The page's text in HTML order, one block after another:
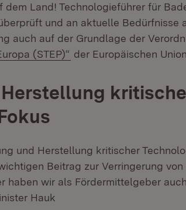
dem Land! Technologieführer für
und an aktuelle Bedürfnisse
auch auf der Grundlage der
(STEP)“ (Öffnet in neuem
der Europäischen
und Herstellung kritischer
Beitrag zur Verringerung
haben wir als Fördermittelgeber
Hauk